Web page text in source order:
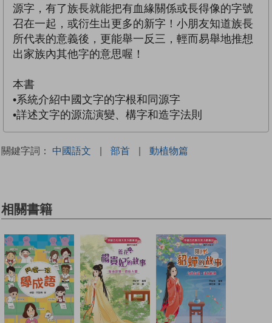
源字，有了族長就能把有血緣關係或長得像的字號
召在一起，或衍生出更多的新字！小朋友知道族長
所代表的意義後，更能舉一反三，輕而易舉地推想
出家族內其他字的意思喔！
本書
•系統介紹中國文字的字根和同源字
•詳述文字的源流演變、構字和造字法則
關鍵字詞： 中國語文 | 部首 | 動植物篇
相關書籍